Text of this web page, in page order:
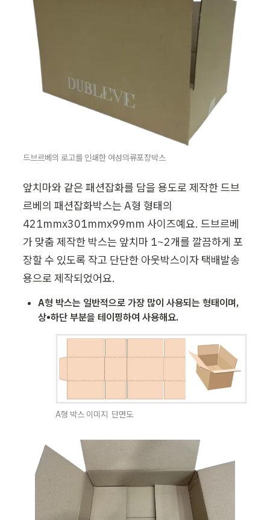
드브르베의 로고를 인쇄한 여성의류포장박스
앞치마와 같은 패션잡화를 담을 용도로 제작한 드브
르베의 패션잡화박스는 A형 형태의
421mmx301mmx99mm 사이즈예요. 드브르베
가 맞춤 제작한 박스는 앞치마 1~2개를 깔끔하게 포
장할 수 있도록 작고 단단한 아웃박스이자 택배발송
용으로 제작되었어요.
A형 박스는 일반적으로 가장 많이 사용되는 형태이며,
상•하단 부분을 테이핑하여 사용해요.
A형 박스 이미지  단면도